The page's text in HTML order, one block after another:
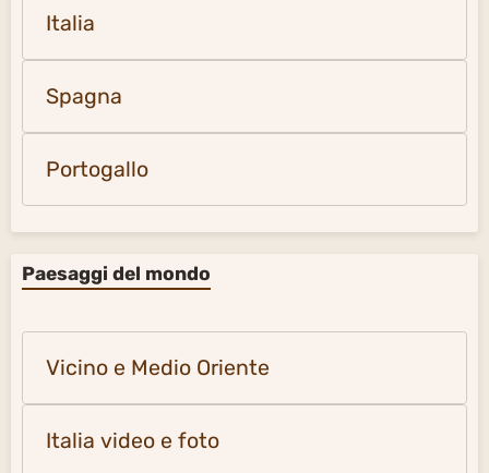
Italia
Spagna
Portogallo
Paesaggi del mondo
Vicino e Medio Oriente
Italia video e foto